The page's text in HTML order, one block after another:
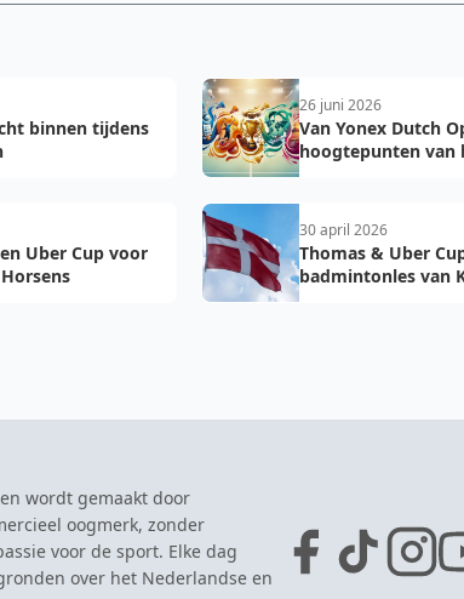
binnen tijdens
26 juni 2026
Van Yonex Dutch
hoogtepunten van
Uber Cup voor
30 april 2026
Thomas & Uber
badmintonles van
wordt gemaakt door
oogmerk, zonder
voor de sport. Elke dag
over het Nederlandse en